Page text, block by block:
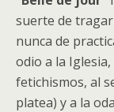
suerte de
nunca de
odio a la
fetichismos, al
platea) y a la